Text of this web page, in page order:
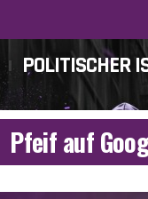
POLITISCHER
Pfeif auf